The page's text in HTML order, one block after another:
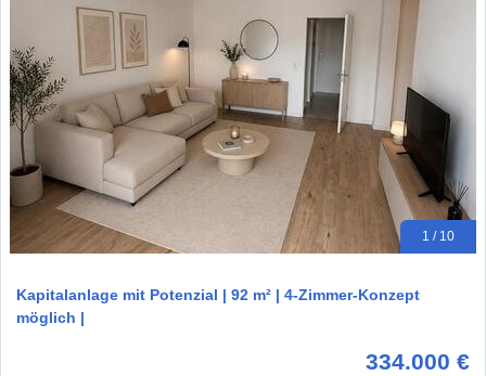
1 / 10
Kapitalanlage mit Potenzial | 92 m² | 4-Zimmer-Konzept
möglich |
334.000 €